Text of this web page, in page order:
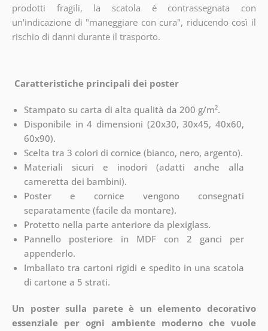
prodotti fragili, la scatola è contrassegnata con
un'indicazione di "maneggiare con cura", riducendo così il
rischio di danni durante il trasporto.
Caratteristiche principali dei poster
Stampato su carta di alta qualità da 200 g/m².
Disponibile in 4 dimensioni (20x30, 30x45, 40x60,
60x90).
Scelta tra 3 colori di cornice (bianco, nero, argento).
Materiali sicuri e inodori (adatti anche alla
cameretta dei bambini).
Poster e cornice vengono consegnati
separatamente (facile da montare).
Protetto nella parte anteriore da plexiglass.
Pannello posteriore in MDF con 2 ganci per
appenderlo.
Imballato tra cartoni rigidi e spedito in una scatola
di cartone a 5 strati.
Un poster sulla parete è un elemento decorativo
essenziale per ogni ambiente moderno che vuole